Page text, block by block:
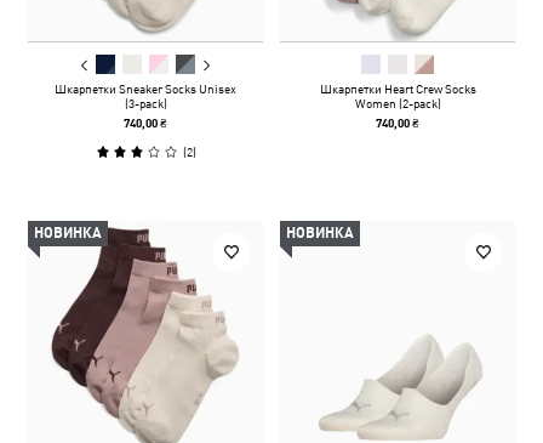
Шкарпетки Sneaker Socks Unisex
(3-pack)
740,00 ₴
(2)
Шкарпетки Heart Crew Socks
Women (2-pack)
740,00 ₴
НОВИНКА НОВИНКА